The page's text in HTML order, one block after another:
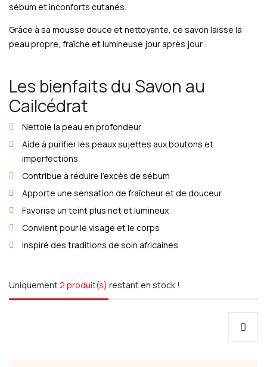
sébum et inconforts cutanés.
Grâce à sa mousse douce et nettoyante, ce savon laisse la
peau propre, fraîche et lumineuse jour après jour.
Les bienfaits du Savon au
Cailcédrat
Nettoie la peau en profondeur
Aide à purifier les peaux sujettes aux boutons et
imperfections
Contribue à réduire l’excès de sébum
Apporte une sensation de fraîcheur et de douceur
Favorise un teint plus net et lumineux
Convient pour le visage et le corps
Inspiré des traditions de soin africaines
Uniquement2 produit(s) restant en stock !